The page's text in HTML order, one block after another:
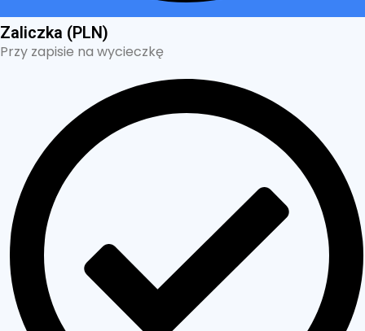
Zaliczka (PLN)
Przy zapisie na wycieczkę